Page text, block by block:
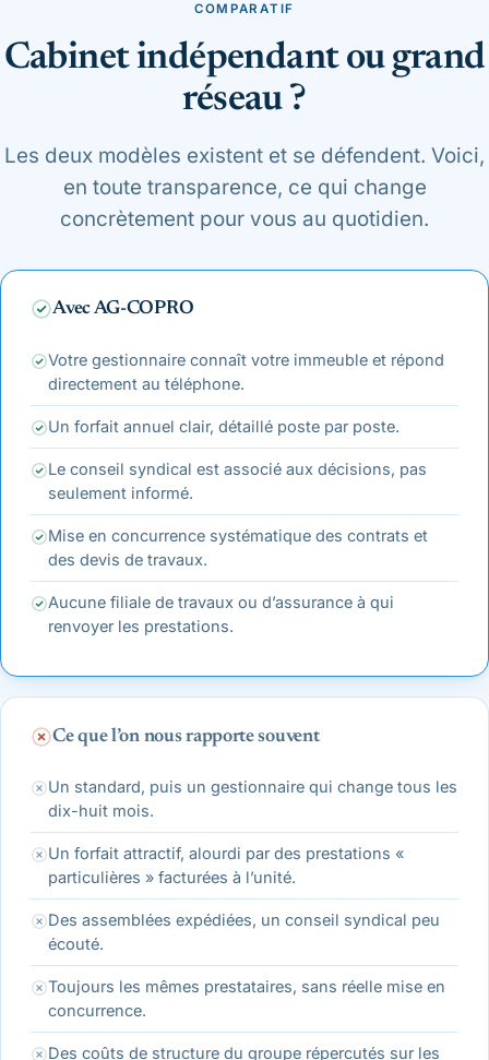
COMPARATIF
Cabinet indépendant ou grand
réseau ?
Les deux modèles existent et se défendent. Voici,
en toute transparence, ce qui change
concrètement pour vous au quotidien.
Avec AG-COPRO
Votre gestionnaire connaît votre immeuble et répond
directement au téléphone.
Un forfait annuel clair, détaillé poste par poste.
Le conseil syndical est associé aux décisions, pas
seulement informé.
Mise en concurrence systématique des contrats et
des devis de travaux.
Aucune filiale de travaux ou d’assurance à qui
renvoyer les prestations.
Ce que l’on nous rapporte souvent
Un standard, puis un gestionnaire qui change tous les
dix-huit mois.
Un forfait attractif, alourdi par des prestations «
particulières » facturées à l’unité.
Des assemblées expédiées, un conseil syndical peu
écouté.
Toujours les mêmes prestataires, sans réelle mise en
concurrence.
Des coûts de structure du groupe répercutés sur les